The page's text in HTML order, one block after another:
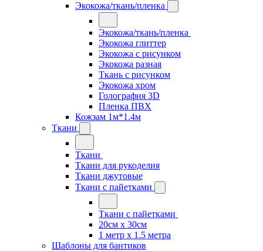
Экокожа/ткань/пленка
Экокожа/ткань/пленка
Экокожа глиттер
Экокожа с рисунком
Экокожа разная
Ткань с рисунком
Экокожа хром
Голография 3D
Пленка ПВХ
Кожзам 1м*1.4м
Ткани
Ткани
Ткани для рукоделия
Ткани джутовые
Ткани с пайетками
Ткани с пайетками
20см х 30см
1 метр х 1.5 метра
Шаблоны для бантиков